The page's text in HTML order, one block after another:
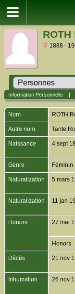
1888 -
Information Personnelle|
Nom ROTH
Autre nom Tante
Naissance 4 sept
Genre Féminin
Naturalization 5 mars
Naturalization 11 jan
Honors 27 mai
Honors
Décès 21 nov
Inhumation 26 nov